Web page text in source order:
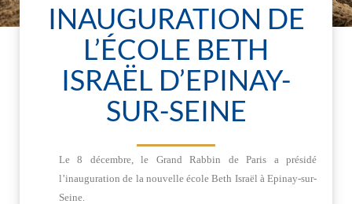
INAUGURATION DE
L’ÉCOLE BETH
ISRAËL D’EPINAY-
SUR-SEINE
Le 8 décembre, le Grand Rabbin de Paris a présidé
l’inauguration de la nouvelle école Beth Israël à Epinay-sur-
Seine.